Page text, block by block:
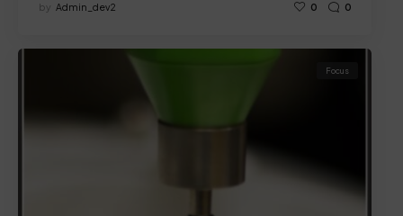
by Admin_dev2 0 0
Focus